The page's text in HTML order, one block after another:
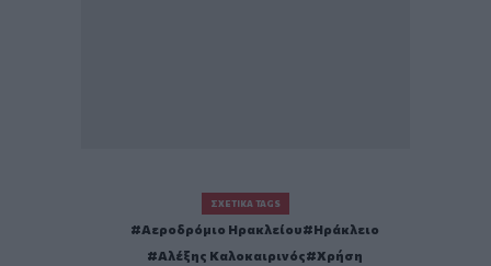
ΣΧΕΤΙΚΆ TAGS
Αεροδρόμιο Ηρακλείου
Ηράκλειο
Αλέξης Καλοκαιρινός
Χρήση